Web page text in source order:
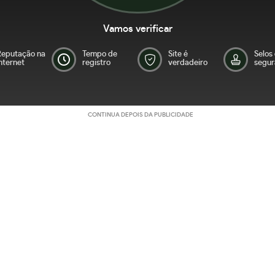
Vamos verificar
na
Tempo de
registro
Site é
verdadeiro
Selos
CONTINUA DEPOIS DA PUBLICIDADE